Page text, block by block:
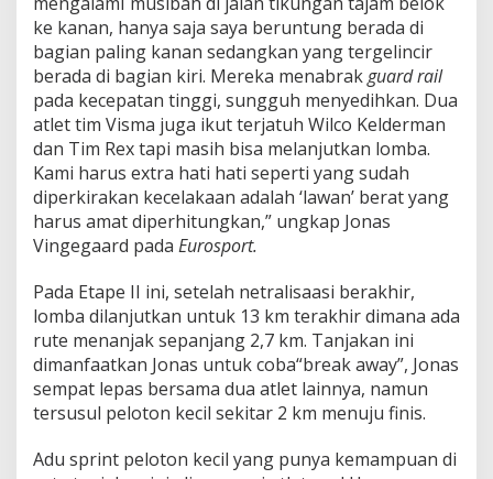
ke kanan, hanya saja saya beruntung berada di
bagian paling kanan sedangkan yang tergelincir
berada di bagian kiri. Mereka menabrakguard rail
pada kecepatan tinggi, sungguh menyedihkan. Dua
atlet tim Visma juga ikut terjatuh Wilco Kelderman
dan Tim Rex tapi masih bisa melanjutkan lomba.
Kami harus extra hati hati seperti yang sudah
diperkirakan kecelakaan adalah ‘lawan’ berat yang
harus amat diperhitungkan,” ungkap Jonas
Vingegaard pada Eurosport.
Pada Etape II ini, setelah netralisaasi berakhir,
lomba dilanjutkan untuk 13 km terakhir dimana ada
rute menanjak sepanjang 2,7 km. Tanjakan ini
dimanfaatkan Jonas untuk coba“break away”, Jonas
sempat lepas bersama dua atlet lainnya, namun
tersusul peloton kecil sekitar 2 km menuju finis.
Adu sprint peloton kecil yang punya kemampuan di